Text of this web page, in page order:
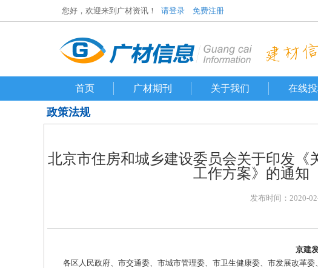
您好，欢迎来到广材资讯！ 请登录 免费注册
首页 广材期刊 关于我们 在线
政策法规
北京市住房和城乡建设委员会关于印发
工作方案》的通知
发布时间：2020-
京建
各区人民政府、市交通委、市城市管理委、市卫生健康委、市发展改革委